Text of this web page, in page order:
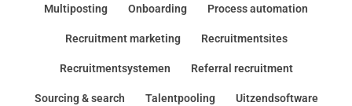
Multiposting Onboarding Process automation
Recruitment marketing Recruitmentsites
Recruitmentsystemen Referral recruitment
Sourcing & search Talentpooling Uitzendsoftware